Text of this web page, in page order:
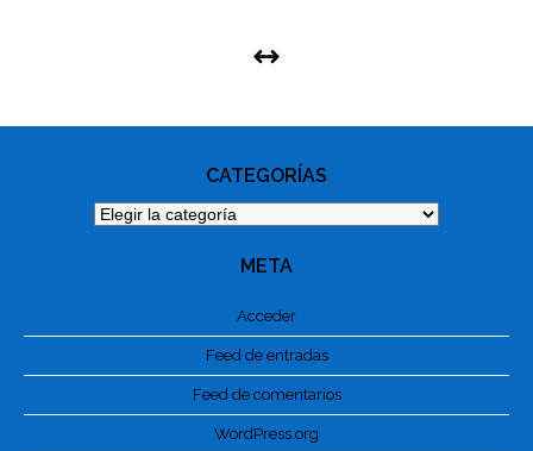
CATEGORÍAS
Categorías
META
Acceder
Feed de entradas
Feed de comentarios
WordPress.org